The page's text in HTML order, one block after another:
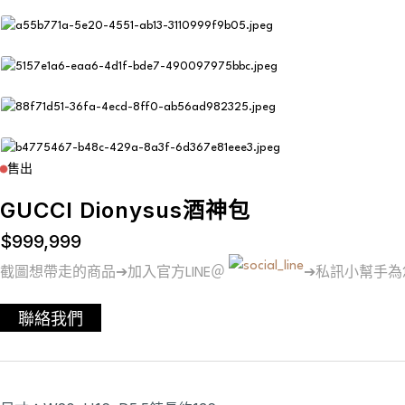
售出
GUCCI Dionysus酒神包
$999,999
截圖想帶走的商品➔加入官方LINE＠ ➔私訊小幫手為
聯絡我們